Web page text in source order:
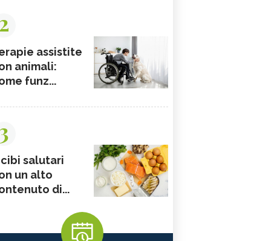
assistite
animali:
funz...
3
cibi salutari
un alto
di...